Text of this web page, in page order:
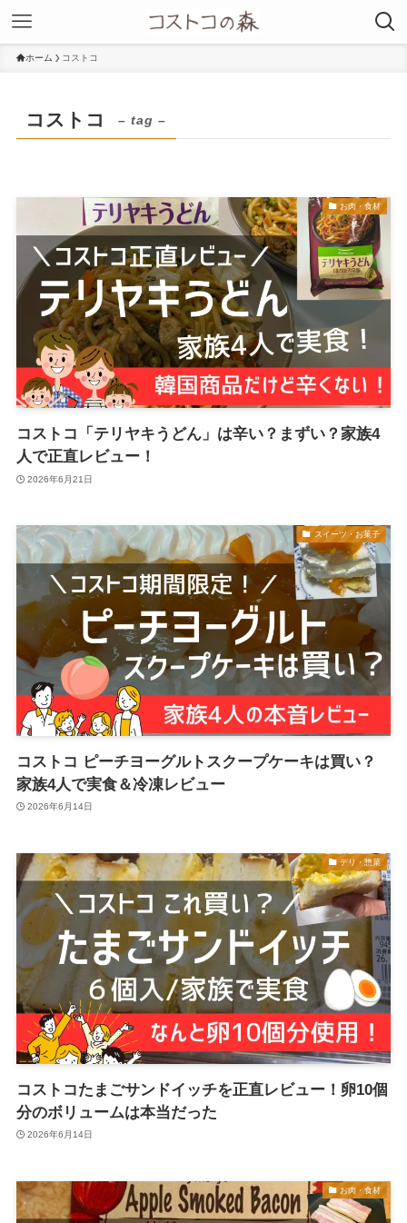
ホーム コストコ
コストコ – tag –
お肉・食材
コストコ「テリヤキうどん」は辛い？まずい？家族4
人で正直レビュー！
2026年6月21日
スイーツ・お菓子
コストコ ピーチヨーグルトスクープケーキは買い？
家族4人で実食＆冷凍レビュー
2026年6月14日
デリ・惣菜
コストコたまごサンドイッチを正直レビュー！卵10個
分のボリュームは本当だった
2026年6月14日
お肉・食材